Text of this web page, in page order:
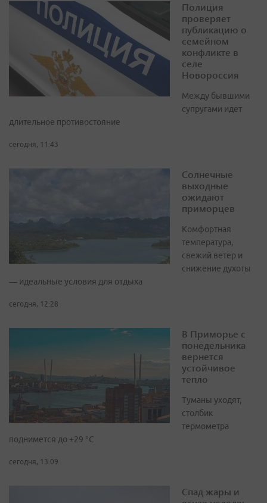
Полиция
проверяет
публикацию о
семейном
конфликте в
селе
Новороссия
Между бывшими
супругами идет
длительное противостояние
сегодня, 11:43
Солнечные
выходные
ожидают
приморцев
Комфортная
температура,
свежий ветер и
снижение духоты
— идеальные условия для отдыха
сегодня, 12:28
В Приморье с
понедельника
вернется
устойчивое
тепло
Туманы уходят,
столбик
термометра
поднимется до +29 °С
сегодня, 13:09
Спад жары и